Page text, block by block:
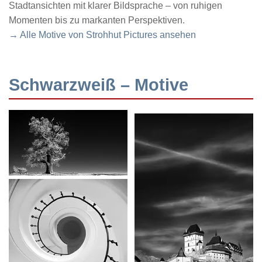
Stadtansichten mit klarer Bildsprache – von ruhigen
Momenten bis zu markanten Perspektiven.
→ Alle Motive von Strohhut Pictures ansehen
Schwarzweiß – Motive